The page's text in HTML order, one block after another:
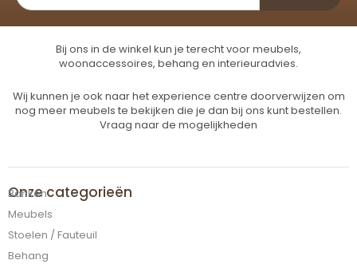
Bij ons in de winkel kun je terecht voor meubels,
woonaccessoires, behang en interieuradvies.
Wij kunnen je ook naar het experience centre doorverwijzen om
nog meer meubels te bekijken die je dan bij ons kunt bestellen.
Vraag naar de mogelijkheden
Onze categorieën
Banken
Meubels
Stoelen / Fauteuil
Behang